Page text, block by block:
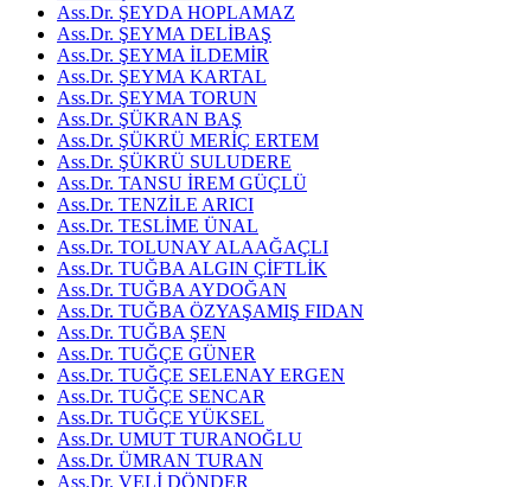
Ass.Dr. ŞEYDA HOPLAMAZ
Ass.Dr. ŞEYMA DELİBAŞ
Ass.Dr. ŞEYMA İLDEMİR
Ass.Dr. ŞEYMA KARTAL
Ass.Dr. ŞEYMA TORUN
Ass.Dr. ŞÜKRAN BAŞ
Ass.Dr. ŞÜKRÜ MERİÇ ERTEM
Ass.Dr. ŞÜKRÜ SULUDERE
Ass.Dr. TANSU İREM GÜÇLÜ
Ass.Dr. TENZİLE ARICI
Ass.Dr. TESLİME ÜNAL
Ass.Dr. TOLUNAY ALAAĞAÇLI
Ass.Dr. TUĞBA ALGIN ÇİFTLİK
Ass.Dr. TUĞBA AYDOĞAN
Ass.Dr. TUĞBA ÖZYAŞAMIŞ FIDAN
Ass.Dr. TUĞBA ŞEN
Ass.Dr. TUĞÇE GÜNER
Ass.Dr. TUĞÇE SELENAY ERGEN
Ass.Dr. TUĞÇE SENCAR
Ass.Dr. TUĞÇE YÜKSEL
Ass.Dr. UMUT TURANOĞLU
Ass.Dr. ÜMRAN TURAN
Ass.Dr. VELİ DÖNDER